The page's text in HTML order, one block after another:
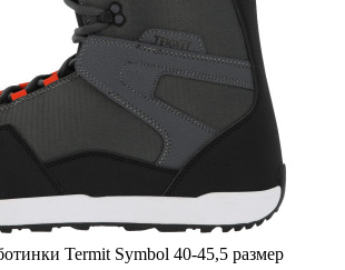
Termit Symbol 40-45,5 размер